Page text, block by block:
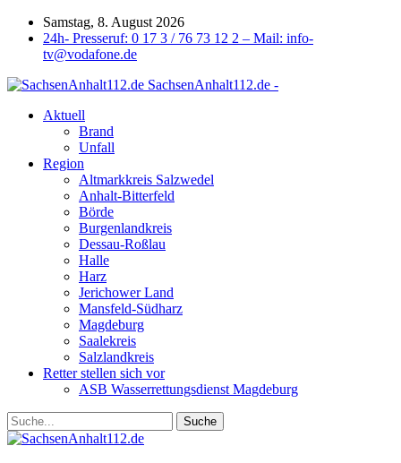
Samstag, 8. August 2026
24h- Presseruf: 0 17 3 / 76 73 12 2 – Mail: info-
tv@vodafone.de
SachsenAnhalt112.de -
Aktuell
Brand
Unfall
Region
Altmarkkreis Salzwedel
Anhalt-Bitterfeld
Börde
Burgenlandkreis
Dessau-Roßlau
Halle
Harz
Jerichower Land
Mansfeld-Südharz
Magdeburg
Saalekreis
Salzlandkreis
Retter stellen sich vor
ASB Wasserrettungsdienst Magdeburg